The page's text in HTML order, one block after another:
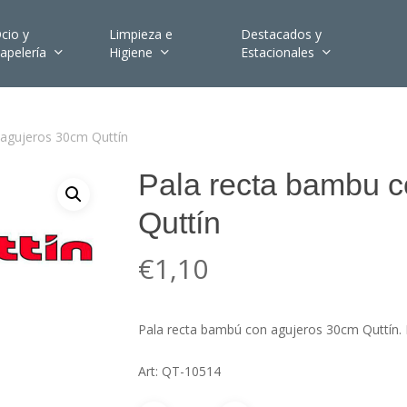
y
Limpieza e
Higiene
Destacados y
Estacionales
30cm Quttín
Pala recta bambu
Quttín
€1,10
Pala recta bambú con agujeros 30cm Quttín.
Art: QT-10514